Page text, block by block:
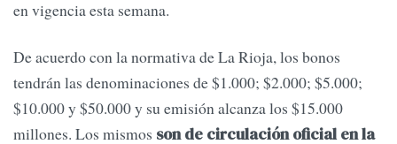
en vigencia esta semana.
De acuerdo con la normativa de La Rioja, los bonos
tendrán las denominaciones de $1.000; $2.000; $5.000;
$10.000 y $50.000 y su emisión alcanza los $15.000
millones. Los mismos son de circulación oficial en la